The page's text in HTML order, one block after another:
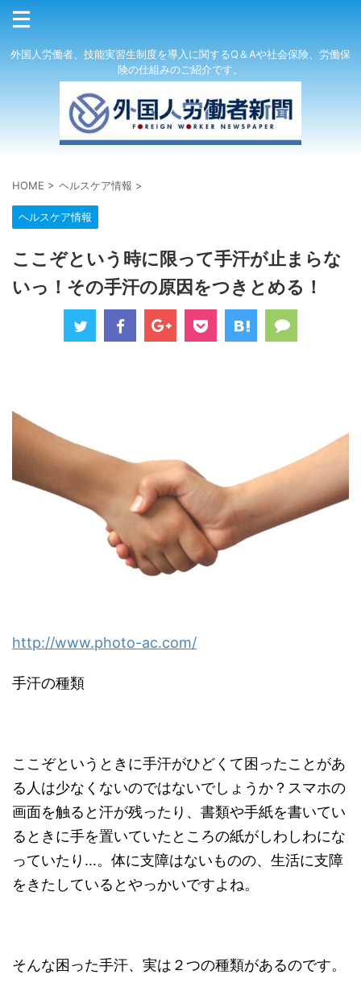
外国人労働者、技能実習生制度を導入に関するQ＆Aや社会保険、労働保
険の仕組みのご紹介です。
HOME > ヘルスケア情報 >
ヘルスケア情報
ここぞという時に限って手汗が止まらな
いっ！その手汗の原因をつきとめる！
http://www.photo-ac.com/
手汗の種類
ここぞというときに手汗がひどくて困ったことがあ
る人は少なくないのではないでしょうか？スマホの
画面を触ると汗が残ったり、書類や手紙を書いてい
るときに手を置いていたところの紙がしわしわにな
っていたり…。体に支障はないものの、生活に支障
をきたしているとやっかいですよね。
そんな困った手汗、実は２つの種類があるのです。